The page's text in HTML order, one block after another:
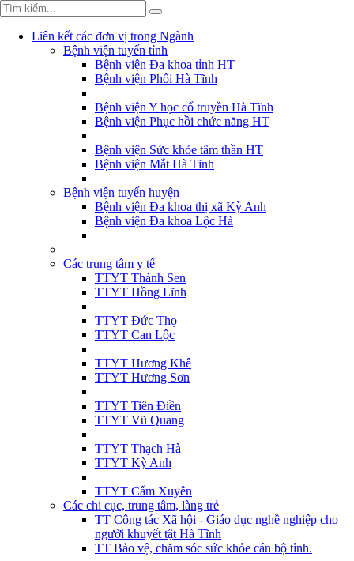
Liên kết các đơn vị trong Ngành
Bệnh viện tuyến tỉnh
Bệnh viện Đa khoa tỉnh HT
Bệnh viện Phổi Hà Tĩnh
Bệnh viện Y học cổ truyền Hà Tĩnh
Bệnh viện Phục hồi chức năng HT
Bệnh viện Sức khỏe tâm thần HT
Bệnh viện Mắt Hà Tĩnh
Bệnh viện tuyến huyện
Bệnh viện Đa khoa thị xã Kỳ Anh
Bệnh viện Đa khoa Lộc Hà
Các trung tâm y tế
TTYT Thành Sen
TTYT Hồng Lĩnh
TTYT Đức Thọ
TTYT Can Lộc
TTYT Hương Khê
TTYT Hương Sơn
TTYT Tiên Điền
TTYT Vũ Quang
TTYT Thạch Hà
TTYT Kỳ Anh
TTYT Cẩm Xuyên
Các chi cục, trung tâm, làng trẻ
TT Công tác Xã hội - Giáo dục nghề nghiệp cho
người khuyết tật Hà Tĩnh
TT Bảo vệ, chăm sóc sức khỏe cán bộ tỉnh.